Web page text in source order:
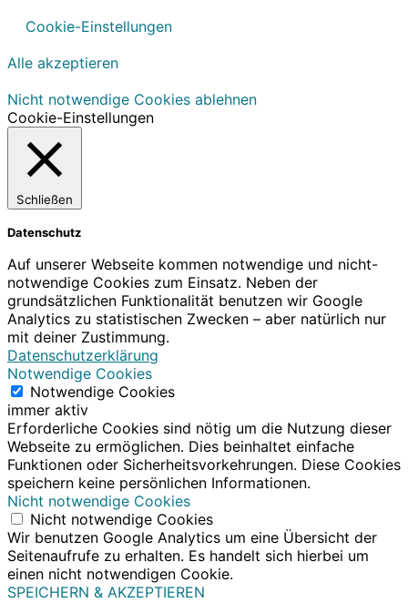
Cookie-Einstellungen
Alle akzeptieren
Nicht notwendige Cookies ablehnen
Cookie-Einstellungen
Schließen
Datenschutz
Auf unserer Webseite kommen notwendige und nicht-
notwendige Cookies zum Einsatz. Neben der
grundsätzlichen Funktionalität benutzen wir Google
Analytics zu statistischen Zwecken – aber natürlich nur
mit deiner Zustimmung.
Datenschutzerklärung
Notwendige Cookies
Notwendige Cookies
immer aktiv
Erforderliche Cookies sind nötig um die Nutzung dieser
Webseite zu ermöglichen. Dies beinhaltet einfache
Funktionen oder Sicherheitsvorkehrungen. Diese Cookies
speichern keine persönlichen Informationen.
Nicht notwendige Cookies
Nicht notwendige Cookies
Wir benutzen Google Analytics um eine Übersicht der
Seitenaufrufe zu erhalten. Es handelt sich hierbei um
einen nicht notwendigen Cookie.
SPEICHERN & AKZEPTIEREN